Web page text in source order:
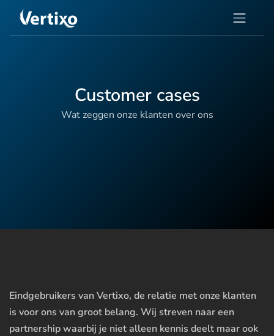
Customer cases
Wat zeggen onze klanten over ons
Eindgebruikers van Vertixo, de relatie met onze klanten
is voor ons van groot belang. Wij streven naar een
partnership waarbij je niet alleen kennis deelt maar ook